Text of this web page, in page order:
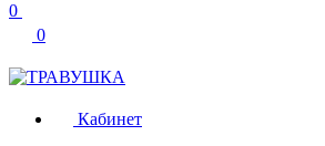
0
0
Кабинет